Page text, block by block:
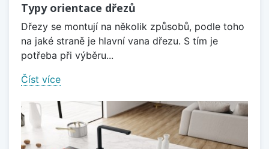
Typy orientace dřezů
Dřezy se montují na několik způsobů, podle toho
na jaké straně je hlavní vana dřezu. S tím je
potřeba při výběru...
Číst více